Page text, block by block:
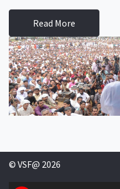
Read More
© VSF@ 2026